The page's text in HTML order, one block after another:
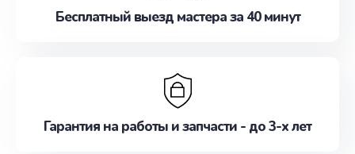
Бесплатный выезд мастера за 40 минут
Гарантия на работы и запчасти - до 3-х лет